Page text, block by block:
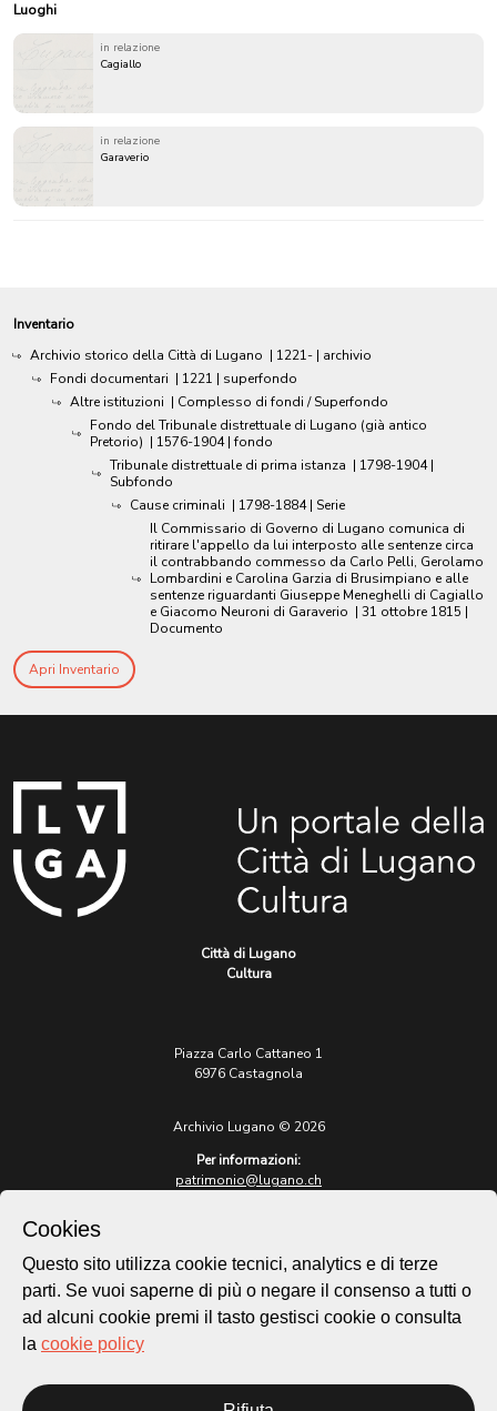
Luoghi
in relazione
Cagiallo
in relazione
Garaverio
Inventario
Archivio storico della Città di Lugano | 1221- | archivio
Fondi documentari | 1221 | superfondo
Altre istituzioni | Complesso di fondi / Superfondo
Fondo del Tribunale distrettuale di Lugano (già antico
Pretorio) | 1576-1904 | fondo
Tribunale distrettuale di prima istanza | 1798-1904 |
Subfondo
Cause criminali | 1798-1884 | Serie
Il Commissario di Governo di Lugano comunica di
ritirare l'appello da lui interposto alle sentenze circa
il contrabbando commesso da Carlo Pelli, Gerolamo
Lombardini e Carolina Garzia di Brusimpiano e alle
sentenze riguardanti Giuseppe Meneghelli di Cagiallo
e Giacomo Neuroni di Garaverio | 31 ottobre 1815 |
Documento
Apri Inventario
Città di Lugano
Cultura
Piazza Carlo Cattaneo 1
6976 Castagnola
Archivio Lugano © 2026
Per informazioni:
patrimonio@lugano.ch
lugano.ch
Cookie policy
Homepage
Cookies
Questo sito utilizza cookie tecnici, analytics e di terze
parti. Se vuoi saperne di più o negare il consenso a tutti o
ad alcuni cookie premi il tasto gestisci cookie o consulta
la cookie policy